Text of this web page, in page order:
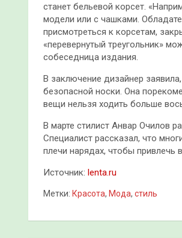
станет бельевой корсет.
модели или с чашками.
присмотреться к корсетам,
«перевернутый треугольник»
собеседница издания.
В заключение дизайнер
безопасной носки. Она
вещи нельзя ходить больше
В марте стилист Анвар Очилов
Специалист рассказал, что
плечи нарядах, чтобы привлечь
Источник: lenta.ru
Метки: Красота, Мода, стиль